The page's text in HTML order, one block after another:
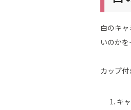
白のキ
いのか
カップ
キ